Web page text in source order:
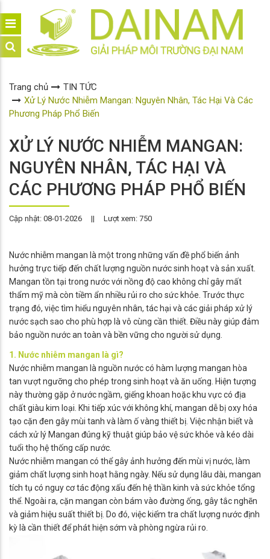
Trang chủ
TIN TỨC
Xử Lý Nước Nhiễm Mangan: Nguyên Nhân, Tác Hại Và Các
Phương Pháp Phổ Biến
XỬ LÝ NƯỚC NHIỄM MANGAN:
NGUYÊN NHÂN, TÁC HẠI VÀ
CÁC PHƯƠNG PHÁP PHỔ BIẾN
Cập nhật: 08-01-2026 || Lượt xem: 750
Nước nhiễm mangan là một trong những vấn đề phổ biến ảnh
hưởng trực tiếp đến chất lượng nguồn nước sinh hoạt và sản xuất.
Mangan tồn tại trong nước với nồng độ cao không chỉ gây mất
thẩm mỹ mà còn tiềm ẩn nhiều rủi ro cho sức khỏe. Trước thực
trạng đó, việc tìm hiểu nguyên nhân, tác hại và các giải pháp xử lý
nước sạch sao cho phù hợp là vô cùng cần thiết. Điều này giúp đảm
bảo nguồn nước an toàn và bền vững cho người sử dụng.
1. Nước nhiễm mangan là gì?
Nước nhiễm mangan là nguồn nước có hàm lượng mangan hòa
tan vượt ngưỡng cho phép trong sinh hoạt và ăn uống. Hiện tượng
này thường gặp ở nước ngầm, giếng khoan hoặc khu vực có địa
chất giàu kim loại. Khi tiếp xúc với không khí, mangan dễ bị oxy hóa
tạo cặn đen gây mùi tanh và làm ố vàng thiết bị. Việc nhận biết và
cách xử lý Mangan đúng kỹ thuật giúp bảo vệ sức khỏe và kéo dài
tuổi thọ hệ thống cấp nước.
Nước nhiễm mangan có thể gây ảnh hưởng đến mùi vị nước, làm
giảm chất lượng sinh hoạt hằng ngày. Nếu sử dụng lâu dài, mangan
tích tụ có nguy cơ tác động xấu đến hệ thần kinh và sức khỏe tổng
thể. Ngoài ra, cặn mangan còn bám vào đường ống, gây tắc nghẽn
và giảm hiệu suất thiết bị. Do đó, việc kiểm tra chất lượng nước định
kỳ là cần thiết để phát hiện sớm và phòng ngừa rủi ro.